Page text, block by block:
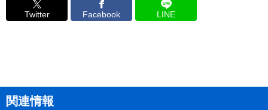
Twitter Facebook LINE
関連情報